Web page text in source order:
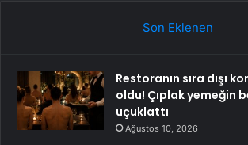
Son Eklenen
Restoranın sıra dışı
oldu! Çıplak yemeğin
uçuklattı
Ağustos 10, 2026